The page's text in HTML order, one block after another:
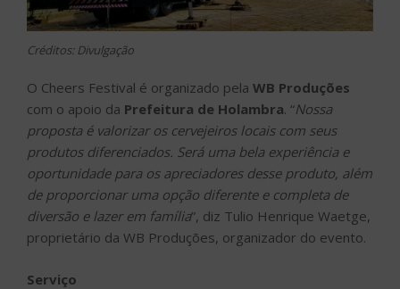
Créditos: Divulgação
O Cheers Festival é organizado pela WB Produções
com o apoio da Prefeitura de Holambra. “Nossa
proposta é valorizar os cervejeiros locais com seus
produtos diferenciados. Será uma bela experiência e
oportunidade para os apreciadores desse produto, além
de proporcionar uma opção diferente e completa de
diversão e lazer em família”, diz Tulio Henrique Waetge,
proprietário da WB Produções, organizador do evento.
Serviço